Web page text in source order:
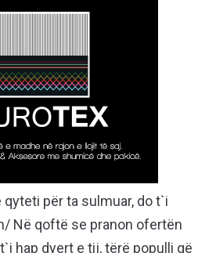
për ta sulmuar, do t`i
Në qoftë se pranon ofertën
hap dyert e tij, tërë populli që